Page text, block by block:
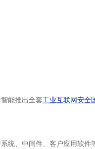
能推出全套工业互联网安全
统、中间件、客户应用软件